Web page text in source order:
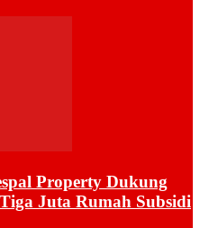
Property Dukung
Juta Rumah Subsidi